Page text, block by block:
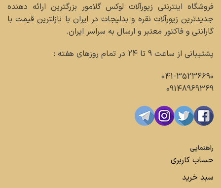
فروشگاه اینترنتی زیورآلات لوکس گلامور بزرگترین ارائه دهنده
جدیدترین زیورآلات نقره و بدلیجات در ایران با نازلترین قیمت با
گارانتی و فاکتور معتبر و ارسال به سراسر ایران.
پشتیبانی از ساعت 9 تا 24 در تمام روزهای هفته :
041-35236690
09148969369
راهنمایی
حساب کاربری
سبد خرید